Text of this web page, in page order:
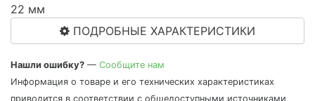
22 мм
ПОДРОБНЫЕ ХАРАКТЕРИСТИКИ
Нашли ошибку? — Сообщите нам
Информация о товаре и его технических характеристиках
приводится в соответствии с общедоступными источниками